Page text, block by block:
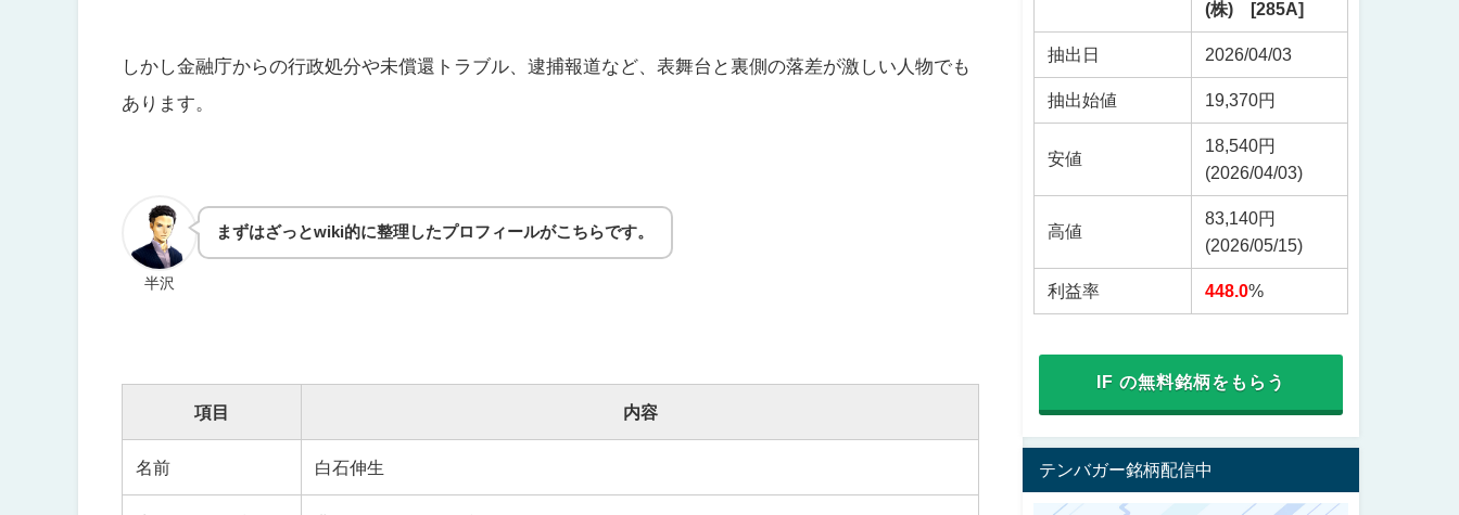
しかし金融庁からの行政処分や未償還トラブル、逮捕報道など、表舞台と裏側の落差が激しい人物でも
あります。
半沢
まずはざっとwiki的に整理したプロフィールがこちらです。
項目 内容
名前 白石伸生
(株) [285A]
抽出日 2026/04/03
抽出始値 19,370円
安値
18,540円
(2026/04/03)
高値
83,140円
(2026/05/15)
利益率 448.0%
IF の無料銘柄をもらう
テンバガー銘柄配信中